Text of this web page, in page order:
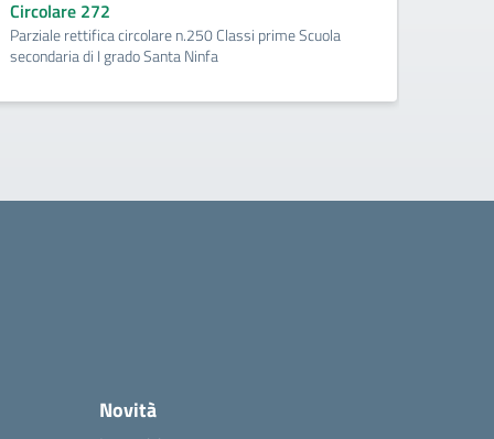
Circolare 272
Parziale rettifica circolare n.250 Classi prime Scuola
secondaria di I grado Santa Ninfa
Novità